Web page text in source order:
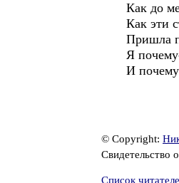
Как до
Как эти
Пришла
Я
И
© Copyright:
Свидетельство
Список